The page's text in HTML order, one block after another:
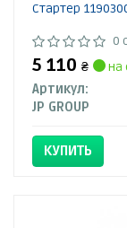
Стартер
0
5 110 ₴
на
Артикул:
JP GROUP
КУПИТЬ